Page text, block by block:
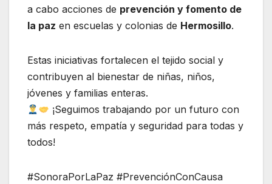
a cabo acciones de prevención y fomento de
la paz en escuelas y colonias de Hermosillo.
Estas iniciativas fortalecen el tejido social y
contribuyen al bienestar de niñas, niños,
jóvenes y familias enteras.
¡Seguimos trabajando por un futuro con
más respeto, empatía y seguridad para todas y
todos!
#SonoraPorLaPaz #PrevenciónConCausa